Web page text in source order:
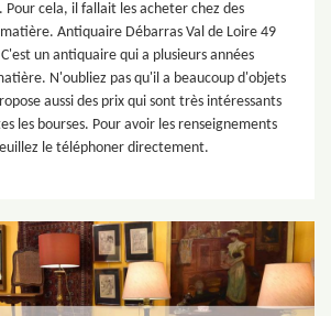
Pour cela, il fallait les acheter chez des
Antiquaire Débarras Val de Loire 49
un antiquaire qui a plusieurs années
N'oubliez pas qu'il a beaucoup d'objets
aussi des prix qui sont très intéressants
les bourses. Pour avoir les renseignements
le téléphoner directement.